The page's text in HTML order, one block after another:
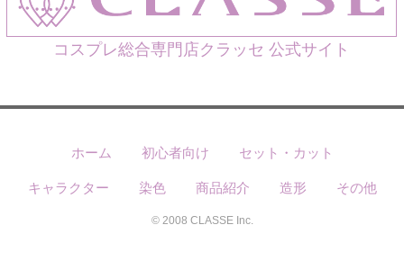
コスプレ総合専門店クラッセ 公式サイト
ホーム 初心者向け セット・カット
キャラクター 染色 商品紹介 造形 その他
© 2008 CLASSE Inc.